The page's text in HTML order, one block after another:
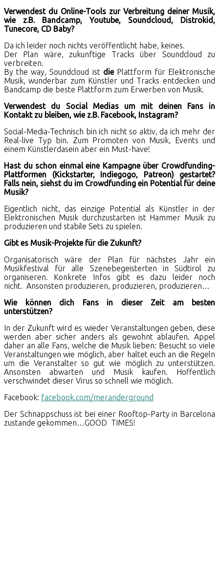
Verwendest du Online-Tools zur Verbreitung deiner Musik,
wie z.B. Bandcamp, Youtube, Soundcloud, Distrokid,
Tunecore, CD Baby?
Da ich leider noch nichts veröffentlicht habe, keines.
Der Plan wäre, zukunftige Tracks über Soundcloud zu
verbreiten.
By the way, Soundcloud ist diePlattform für Elektronische
Musik, wunderbar zum Künstler und Tracks entdecken und
Bandcamp die beste Plattform zum Erwerben von Musik.
Verwendest du Social Medias um mit deinen Fans in
Kontakt zu bleiben, wie z.B. Facebook, Instagram?
Social-Media-Technisch bin ich nicht so aktiv, da ich mehr der
Real-live Typ bin. Zum Promoten von Musik, Events und
einem Künstlerdasein aber ein Must-have!
Hast du schon einmal eine Kampagne über Crowdfunding-
Plattformen (Kickstarter, Indiegogo, Patreon) gestartet?
Falls nein, siehst du im Crowdfunding ein Potential für deine
Musik?
Eigentlich nicht, das einzige Potential als Künstler in der
Elektronischen Musik durchzustarten ist Hammer Musik zu
produzieren und stabile Sets zu spielen.
Gibt es Musik-Projekte für die Zukunft?
Organisatorisch wäre der Plan für nächstes Jahr ein
Musikfestival für alle Szenebegeisterten in Südtirol zu
organiseren. Konkrete Infos gibt es dazu leider noch
nicht. Ansonsten produzieren, produzieren, produzieren…
Wie können dich Fans in dieser Zeit am besten
unterstützen?
In der Zukunft wird es wieder Veranstaltungen geben, diese
werden aber sicher anders als gewohnt ablaufen. Appel
daher an alle Fans, welche die Musik lieben: Besucht so viele
Veranstaltungen wie möglich, aber haltet euch an die Regeln
um die Veranstalter so gut wie möglich zu unterstützen.
Ansonsten abwarten und Musik kaufen. Hoffentlich
verschwindet dieser Virus so schnell wie möglich.
Facebook: facebook.com/meranderground
Der Schnappschuss ist bei einer Rooftop-Party in Barcelona
zustande gekommen…GOOD TIMES!